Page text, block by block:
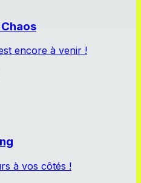
encore à venir !
à vos côtés !